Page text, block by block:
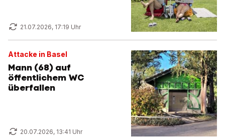
21.07.2026, 17:19 Uhr
Attacke in Basel
Mann (68) auf
öffentlichem WC
überfallen
20.07.2026, 13:41 Uhr